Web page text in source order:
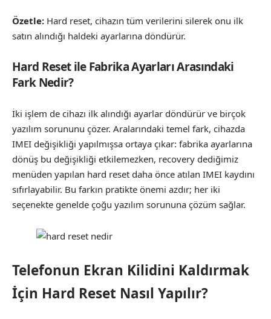
Özetle: Hard reset, cihazın tüm verilerini silerek onu ilk
satın alındığı haldeki ayarlarına döndürür.
Hard Reset ile Fabrika Ayarları Arasındaki
Fark Nedir?
İki işlem de cihazı ilk alındığı ayarlar döndürür ve birçok
yazılım sorununu çözer. Aralarındaki temel fark, cihazda
IMEI değişikliği yapılmışsa ortaya çıkar: fabrika ayarlarına
dönüş bu değişikliği etkilemezken, recovery dediğimiz
menüden yapılan hard reset daha önce atılan IMEI kaydını
sıfırlayabilir. Bu farkın pratikte önemi azdır; her iki
seçenekte genelde çoğu yazılım sorununa çözüm sağlar.
Telefonun Ekran Kilidini Kaldırmak
İçin Hard Reset Nasıl Yapılır?